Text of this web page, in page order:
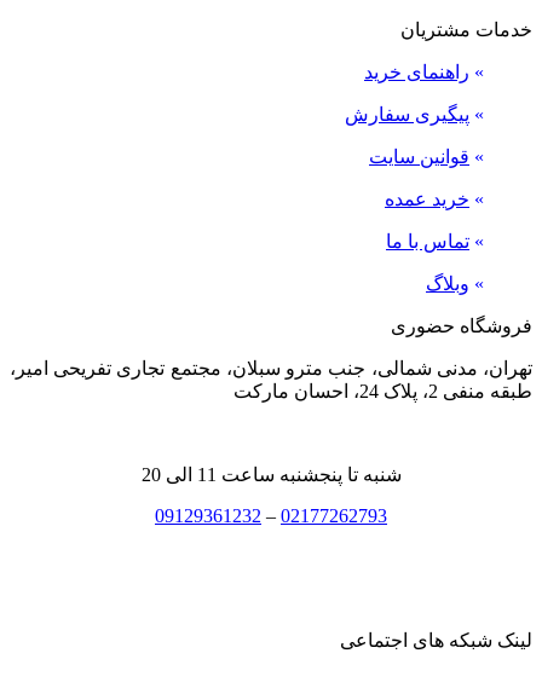
خدمات مشتریان
» راهنمای خرید
» پیگیری سفارش
» قوانین سایت
» خرید عمده
» تماس با ما
» وبلاگ
فروشگاه حضوری
تهران، مدنی شمالی، جنب مترو سبلان، مجتمع تجاری تفریحی امیر،
طبقه منفی 2، پلاک 24، احسان مارکت
شنبه تا پنجشنبه ساعت 11 الی 20
02177262793
–
09129361232
لینک شبکه های اجتماعی